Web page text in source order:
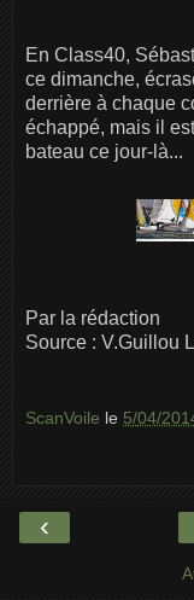
En Class40,
ce dimanche,
derrière à chaque
échappé, mais il
bateau ce jour-là...
Par la rédaction
Source : V.Guillou
ScanVoile le 5/04/
‹